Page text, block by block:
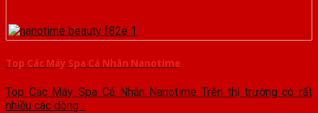
Top Các Máy Spa Cá Nhân Nanotime
Top Các Máy Spa Cá Nhân Nanotime Trên thị trường có rất
nhiều các dòng...